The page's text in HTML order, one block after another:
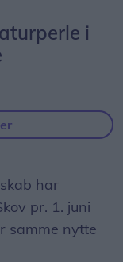
i
har
pr. 1. juni
samme nytte